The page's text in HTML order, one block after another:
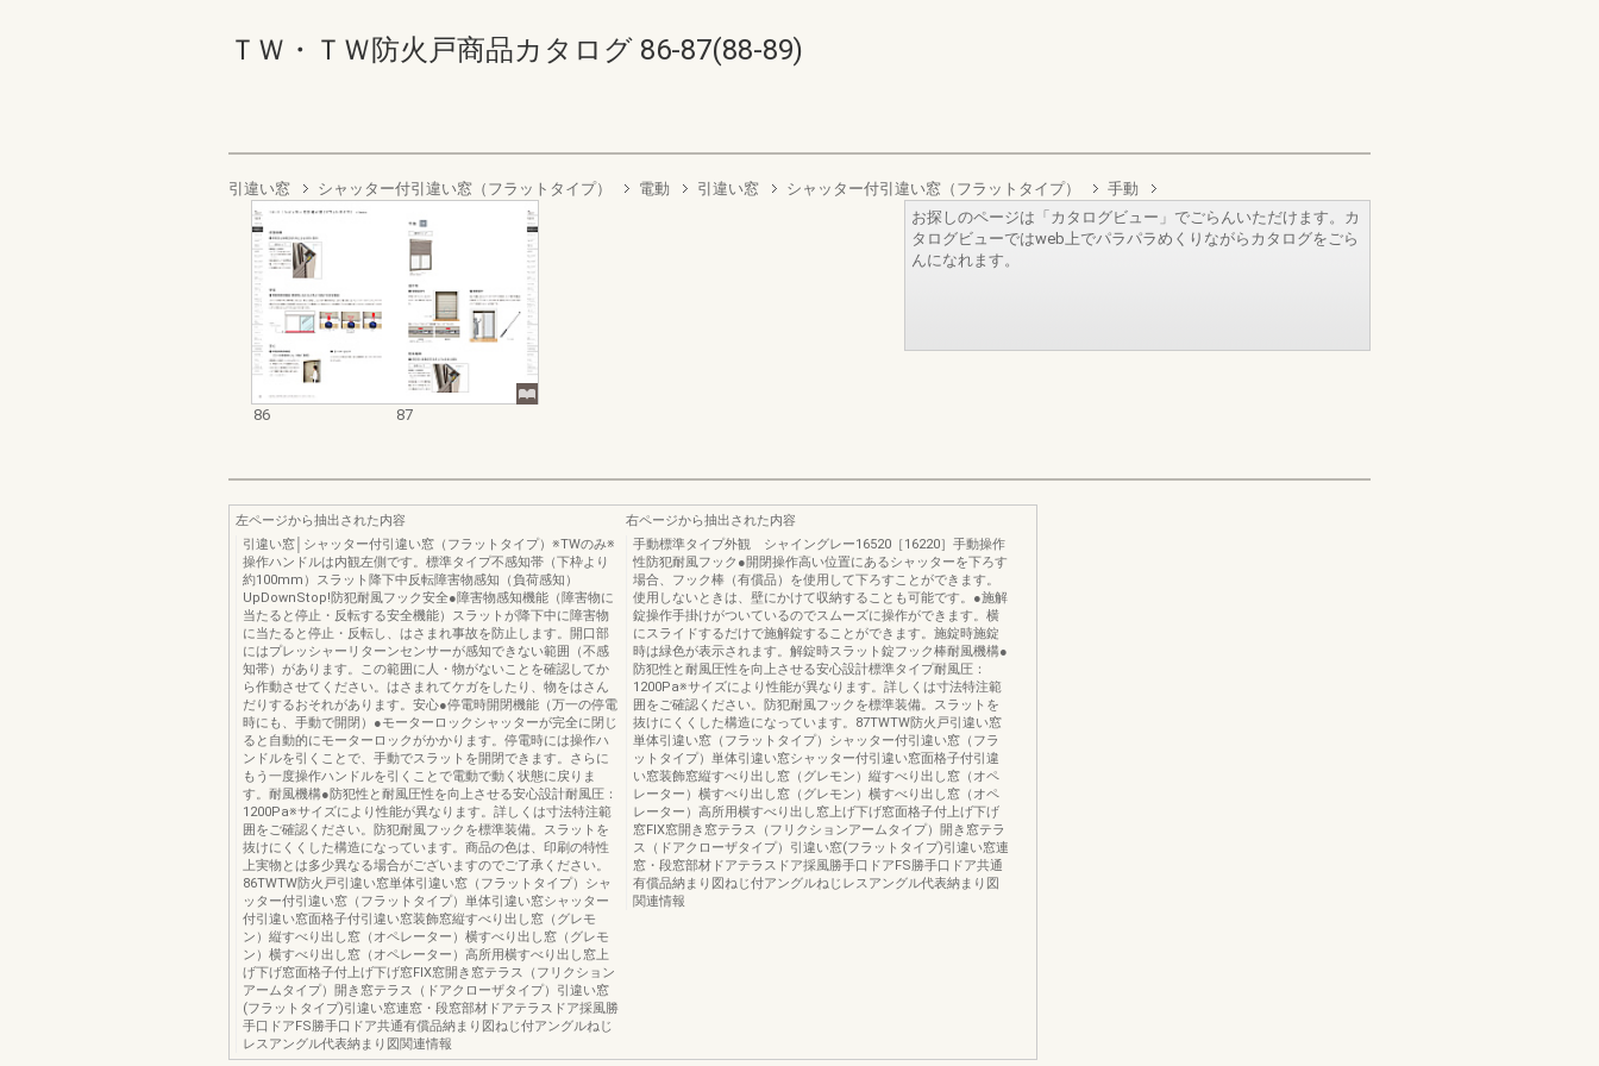
ＴＷ・ＴＷ防火戸商品カタログ 86-87(88-89)
引違い窓 シャッター付引違い窓（フラットタイプ） 電動 引違い窓 シャッター付引違い窓（フラットタイプ） 手動
86 87
お探しのページは「カタログビュー」でごらんいただけます。カ
タログビューではweb上でパラパラめくりながらカタログをごら
んになれます。
左ページから抽出された内容
引違い窓│シャッター付引違い窓（フラットタイプ）※TWのみ※
操作ハンドルは内観左側です。標準タイプ不感知帯（下枠より
約100mm）スラット降下中反転障害物感知（負荷感知）
UpDownStop!防犯耐風フック安全●障害物感知機能（障害物に
当たると停止・反転する安全機能）スラットが降下中に障害物
に当たると停止・反転し、はさまれ事故を防止します。開口部
にはプレッシャーリターンセンサーが感知できない範囲（不感
知帯）があります。この範囲に人・物がないことを確認してか
ら作動させてください。はさまれてケガをしたり、物をはさん
だりするおそれがあります。安心●停電時開閉機能（万一の停電
時にも、手動で開閉）●モーターロックシャッターが完全に閉じ
ると自動的にモーターロックがかかります。停電時には操作ハ
ンドルを引くことで、手動でスラットを開閉できます。さらに
もう一度操作ハンドルを引くことで電動で動く状態に戻りま
す。耐風機構●防犯性と耐風圧性を向上させる安心設計耐風圧：
1200Pa※サイズにより性能が異なります。詳しくは寸法特注範
囲をご確認ください。防犯耐風フックを標準装備。スラットを
抜けにくくした構造になっています。商品の色は、印刷の特性
上実物とは多少異なる場合がございますのでご了承ください。
86TWTW防火戸引違い窓単体引違い窓（フラットタイプ）シャ
ッター付引違い窓（フラットタイプ）単体引違い窓シャッター
付引違い窓面格子付引違い窓装飾窓縦すべり出し窓（グレモ
ン）縦すべり出し窓（オペレーター）横すべり出し窓（グレモ
ン）横すべり出し窓（オペレーター）高所用横すべり出し窓上
げ下げ窓面格子付上げ下げ窓FIX窓開き窓テラス（フリクション
アームタイプ）開き窓テラス（ドアクローザタイプ）引違い窓
(フラットタイプ)引違い窓連窓・段窓部材ドアテラスドア採風勝
手口ドアFS勝手口ドア共通有償品納まり図ねじ付アングルねじ
レスアングル代表納まり図関連情報
右ページから抽出された内容
手動標準タイプ外観 シャイングレー16520［16220］手動操作
性防犯耐風フック●開閉操作高い位置にあるシャッターを下ろす
場合、フック棒（有償品）を使用して下ろすことができます。
使用しないときは、壁にかけて収納することも可能です。●施解
錠操作手掛けがついているのでスムーズに操作ができます。横
にスライドするだけで施解錠することができます。施錠時施錠
時は緑色が表示されます。解錠時スラット錠フック棒耐風機構●
防犯性と耐風圧性を向上させる安心設計標準タイプ耐風圧：
1200Pa※サイズにより性能が異なります。詳しくは寸法特注範
囲をご確認ください。防犯耐風フックを標準装備。スラットを
抜けにくくした構造になっています。87TWTW防火戸引違い窓
単体引違い窓（フラットタイプ）シャッター付引違い窓（フラ
ットタイプ）単体引違い窓シャッター付引違い窓面格子付引違
い窓装飾窓縦すべり出し窓（グレモン）縦すべり出し窓（オペ
レーター）横すべり出し窓（グレモン）横すべり出し窓（オペ
レーター）高所用横すべり出し窓上げ下げ窓面格子付上げ下げ
窓FIX窓開き窓テラス（フリクションアームタイプ）開き窓テラ
ス（ドアクローザタイプ）引違い窓(フラットタイプ)引違い窓連
窓・段窓部材ドアテラスドア採風勝手口ドアFS勝手口ドア共通
有償品納まり図ねじ付アングルねじレスアングル代表納まり図
関連情報